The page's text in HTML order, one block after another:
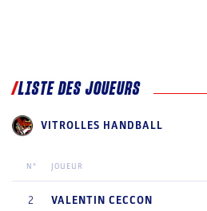
LISTE DES JOUEURS
VITROLLES HANDBALL
N° JOUEUR
2 VALENTIN CECCON